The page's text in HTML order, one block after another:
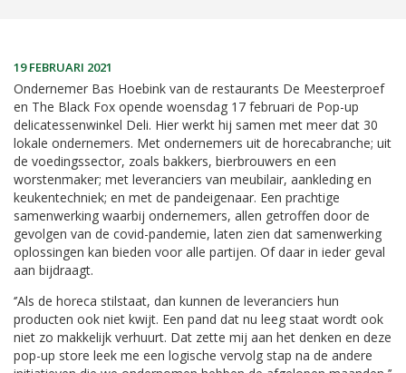
19 FEBRUARI 2021
Ondernemer Bas Hoebink van de restaurants De Meesterproef
en The Black Fox opende woensdag 17 februari de Pop-up
delicatessenwinkel Deli. Hier werkt hij samen met meer dat 30
lokale ondernemers. Met ondernemers uit de horecabranche; uit
de voedingssector, zoals bakkers, bierbrouwers en een
worstenmaker; met leveranciers van meubilair, aankleding en
keukentechniek; en met de pandeigenaar. Een prachtige
samenwerking waarbij ondernemers, allen getroffen door de
gevolgen van de covid-pandemie, laten zien dat samenwerking
oplossingen kan bieden voor alle partijen. Of daar in ieder geval
aan bijdraagt.
‘’Als de horeca stilstaat, dan kunnen de leveranciers hun
producten ook niet kwijt. Een pand dat nu leeg staat wordt ook
niet zo makkelijk verhuurt. Dat zette mij aan het denken en deze
pop-up store leek me een logische vervolg stap na de andere